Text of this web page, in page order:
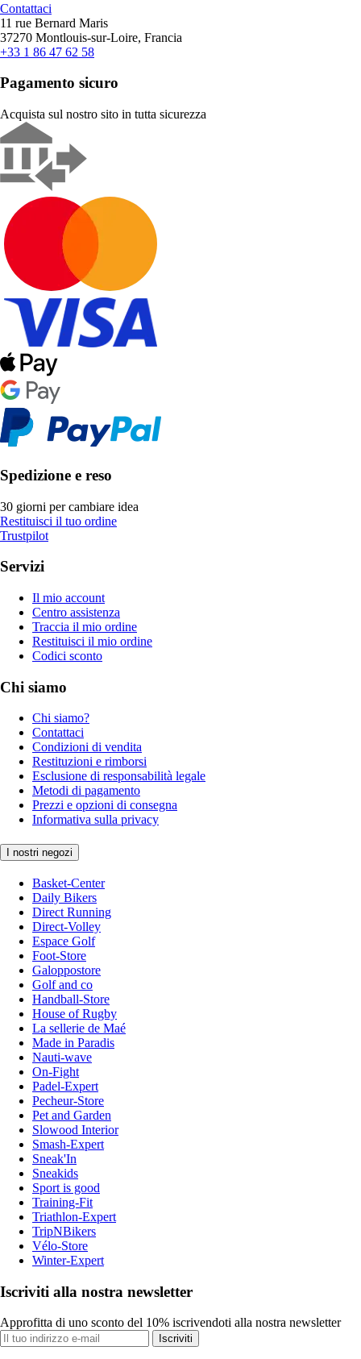
Contattaci
11 rue Bernard Maris
37270 Montlouis-sur-Loire, Francia
+33 1 86 47 62 58
Pagamento sicuro
Acquista sul nostro sito in tutta sicurezza
Spedizione e reso
30 giorni per cambiare idea
Restituisci il tuo ordine
Trustpilot
Servizi
Il mio account
Centro assistenza
Traccia il mio ordine
Restituisci il mio ordine
Codici sconto
Chi siamo
Chi siamo?
Contattaci
Condizioni di vendita
Restituzioni e rimborsi
Esclusione di responsabilità legale
Metodi di pagamento
Prezzi e opzioni di consegna
Informativa sulla privacy
I nostri negozi
Basket-Center
Daily Bikers
Direct Running
Direct-Volley
Espace Golf
Foot-Store
Galoppostore
Golf and co
Handball-Store
House of Rugby
La sellerie de Maé
Made in Paradis
Nauti-wave
On-Fight
Padel-Expert
Pecheur-Store
Pet and Garden
Slowood Interior
Smash-Expert
Sneak'In
Sneakids
Sport is good
Training-Fit
Triathlon-Expert
TripNBikers
Vélo-Store
Winter-Expert
Iscriviti alla nostra newsletter
Approfitta di uno sconto del 10% iscrivendoti alla nostra newsletter
Iscriviti